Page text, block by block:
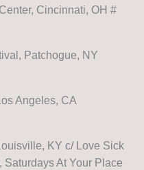
Cincinnati, OH #
Patchogue, NY
Angeles, CA
KY c/ Love Sick
At Your Place